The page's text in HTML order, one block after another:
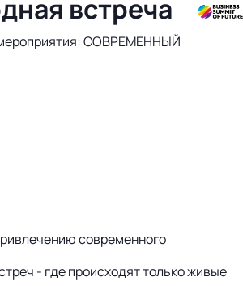
встреча
мероприятия: СОВРЕМЕННЫЙ
современного
- где происходят только живые